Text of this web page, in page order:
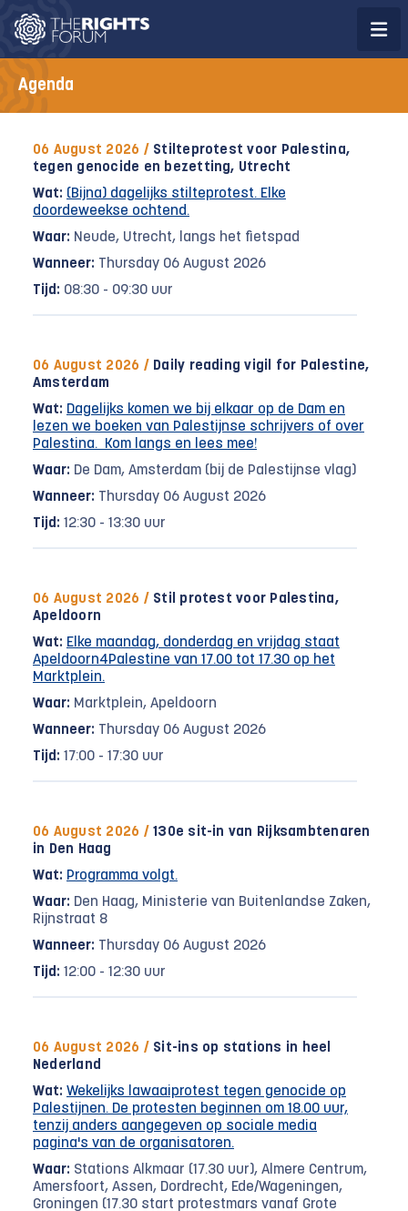
Agenda
06 August 2026 / Stilteprotest voor Palestina,
tegen genocide en bezetting, Utrecht
Wat: (Bijna) dagelijks stilteprotest. Elke
doordeweekse ochtend.
Waar: Neude, Utrecht, langs het fietspad
Wanneer: Thursday 06 August 2026
Tijd: 08:30 - 09:30 uur
06 August 2026 / Daily reading vigil for Palestine,
Amsterdam
Wat: Dagelijks komen we bij elkaar op de Dam en
lezen we boeken van Palestijnse schrijvers of over
Palestina. Kom langs en lees mee!
Waar: De Dam, Amsterdam (bij de Palestijnse vlag)
Wanneer: Thursday 06 August 2026
Tijd: 12:30 - 13:30 uur
06 August 2026 / Stil protest voor Palestina,
Apeldoorn
Wat: Elke maandag, donderdag en vrijdag staat
Apeldoorn4Palestine van 17.00 tot 17.30 op het
Marktplein.
Waar: Marktplein, Apeldoorn
Wanneer: Thursday 06 August 2026
Tijd: 17:00 - 17:30 uur
06 August 2026 / 130e sit-in van Rijksambtenaren
in Den Haag
Wat: Programma volgt.
Waar: Den Haag, Ministerie van Buitenlandse Zaken,
Rijnstraat 8
Wanneer: Thursday 06 August 2026
Tijd: 12:00 - 12:30 uur
06 August 2026 / Sit-ins op stations in heel
Nederland
Wat: Wekelijks lawaaiprotest tegen genocide op
Palestijnen. De protesten beginnen om 18.00 uur,
tenzij anders aangegeven op sociale media
pagina's van de organisatoren.
Waar: Stations Alkmaar (17.30 uur), Almere Centrum,
Amersfoort, Assen, Dordrecht, Ede/Wageningen,
Groningen (17.30 start protestmars vanaf Grote